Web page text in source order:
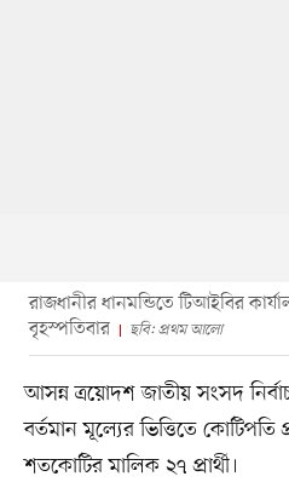
রাজধানীর ধানমন্ডিতে টিআইবির
বৃহস্পতিবার
ছবি: প্রথম আলো
আসন্ন ত্রয়োদশ জাতীয় সংসদ
বর্তমান মূল্যের ভিত্তিতে
শতকোটির মালিক ২৭ প্রার্থী।